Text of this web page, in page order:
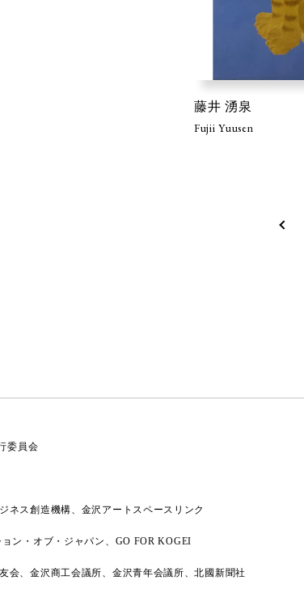
藤井 湧泉
Fujii Yuusen
委員会
ネス創造機構、金沢アートスペースリンク
ン・オブ・ジャパン、GO FOR KOGEI
会、金沢商工会議所、金沢青年会議所、北國新聞社